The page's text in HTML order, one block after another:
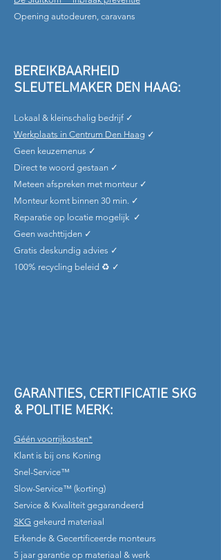
Opening autodeuren, caravans
BEREIKBAARHEID
SLEUTELMAKER DEN HAAG:
Lokaal & kleinschalig bedrijf ✓
Werkplaats in Centrum Den Haag ✓
Geen keuzemenus ✓
Direct te woord gestaan ✓
Meteen afspreken met monteur ✓
Monteur komt binnen 30 min. ✓
Reparatie op locatie mogelijk ✓
Geen wachttijden ✓
Gratis deskundig advies ✓
100% recycling beleid ♻ ✓
GARANTIES, CERTIFICATIE SKG
& POLITIE MERK:
Géén voorrijkosten*
Klant is bij ons Koning
Snel-Service™
Slow-Service™ (korting)
Service & Kwaliteit gegarandeerd
SKG gekeurd materiaal
Erkende & Gecertificeerde monteurs
5 jaar garantie op materiaal & werk